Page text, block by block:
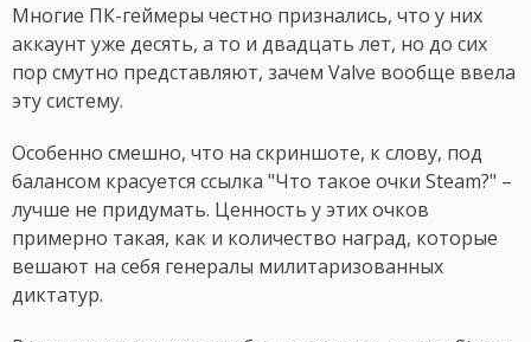
Многие ПК-геймеры честно признались, что у них
аккаунт уже десять, а то и двадцать лет, но до сих
пор смутно представляют, зачем Valve вообще ввела
эту систему.
Особенно смешно, что на скриншоте, к слову, под
балансом красуется ссылка "Что такое очки Steam?" –
лучше не придумать. Ценность у этих очков
примерно такая, как и количество наград, которые
вешают на себя генералы милитаризованных
диктатур.